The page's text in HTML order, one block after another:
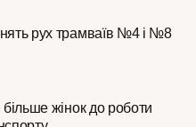
рух трамваїв №4 і №8
жінок до роботи